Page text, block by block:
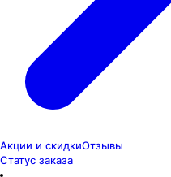
Акции и скидкиОтзывы
Статус заказа